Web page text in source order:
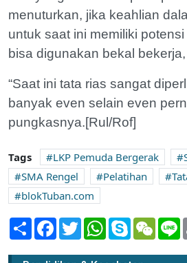
menuturkan, jika keahlian
untuk saat ini memiliki
bisa digunakan bekal bekerja,
“Saat ini tata rias sangat
banyak even selain even
pungkasnya.[Rul/Rof]
Tags LKP Pemuda Bergerak
SMA Rengel
Pelatihan
blokTuban.com
Share Facebook
TwitterWhatsApp
SkypeWeChat